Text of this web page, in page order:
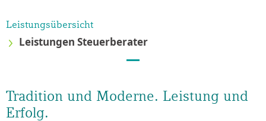
Leistungsübersicht
Leistungen Steuerberater
Tradition und Moderne. Leistung und
Erfolg.